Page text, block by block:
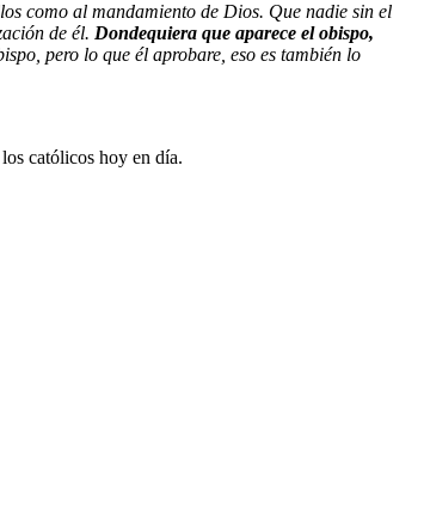
como al mandamiento de Dios. Que nadie sin el
de él. Dondequiera que aparece el obispo,
pero lo que él aprobare, eso es también lo
católicos hoy en día.